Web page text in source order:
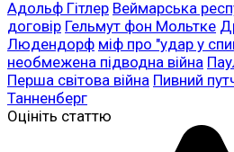
Адольф Гітлер Веймарська
договір Гельмут фон Мольтке
Людендорф міф про "удар у
необмежена підводна війна
Перша світова війна Пивний
Танненберг
Оцініть статтю